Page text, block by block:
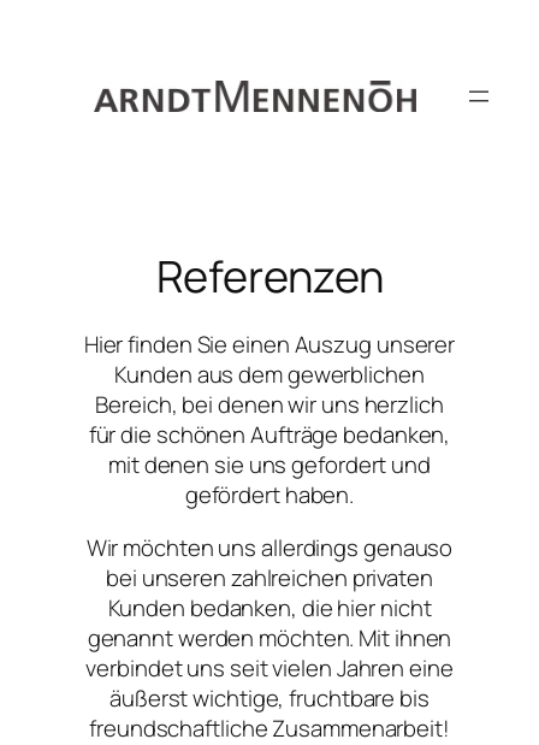
Referenzen
Hier finden Sie einen Auszug unserer
Kunden aus dem gewerblichen
Bereich, bei denen wir uns herzlich
für die schönen Aufträge bedanken,
mit denen sie uns gefordert und
gefördert haben.
Wir möchten uns allerdings genauso
bei unseren zahlreichen privaten
Kunden bedanken, die hier nicht
genannt werden möchten. Mit ihnen
verbindet uns seit vielen Jahren eine
äußerst wichtige, fruchtbare bis
freundschaftliche Zusammenarbeit!